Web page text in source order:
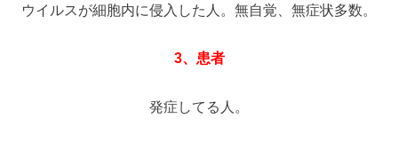
ウイルスが細胞内に侵入した人。無自覚、無症状多数。
3、患者
発症してる人。